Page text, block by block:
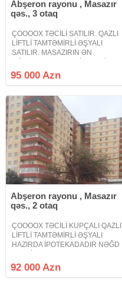
Abşeron rayonu , Masazır
qəs., 3 otaq
ÇOOOOX TƏCİLİ SATILIR. QAZLI
LİFTLİ TAMTƏMİRLİ ƏŞYALI
SATILIR. MASAZIRIN ƏN
TİKİLƏN BİNASI QƏSR YAŞAYIŞ
KOMPLEKSİNDƏ. BU
BELƏ MƏNZİL HARDAN
TAPACAQSIZ DÜŞMƏ
VARİANTDIR ALAN
95 000 Azn
Abşeron rayonu , Masazır
qəs., 2 otaq
ÇOOOOX TƏCİLİ KUPÇALI QAZLI
LİFTLİ TAMTƏMİRLİ ƏŞYALI
HAZIRDA İPOTEKADADIR NƏĞD
DÜZ GİRİŞİNDƏ MASAZIR
DAİRƏSİNƏ YAXIN. LİFT QAPIYA
92 000 Azn